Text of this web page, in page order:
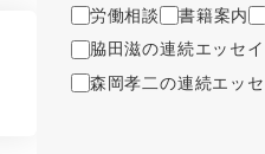
労働相談
書籍案内
脇田滋の連続エッセイ
森岡孝二の連続エッ